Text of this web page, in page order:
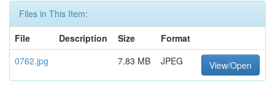
Files in This Item:
File
Description Size
Format
0762.jpg
7.83 MB JPEG View/Open